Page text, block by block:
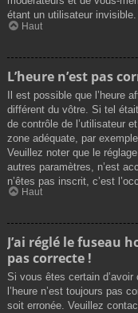
étant un utilisateur invisible.
Haut
L’heure n’est pas
Il est possible que l’heure
différent du vôtre. Si tel
de contrôle de l’utilisateur
zone adéquate, par
Veuillez noter que le
autres paramètres, n’est
n’êtes pas inscrit, c’est
Haut
J’ai réglé le fuseau
pas correcte !
Si vous êtes certain
l’heure n’est toujours pas
soit erronée. Veuillez